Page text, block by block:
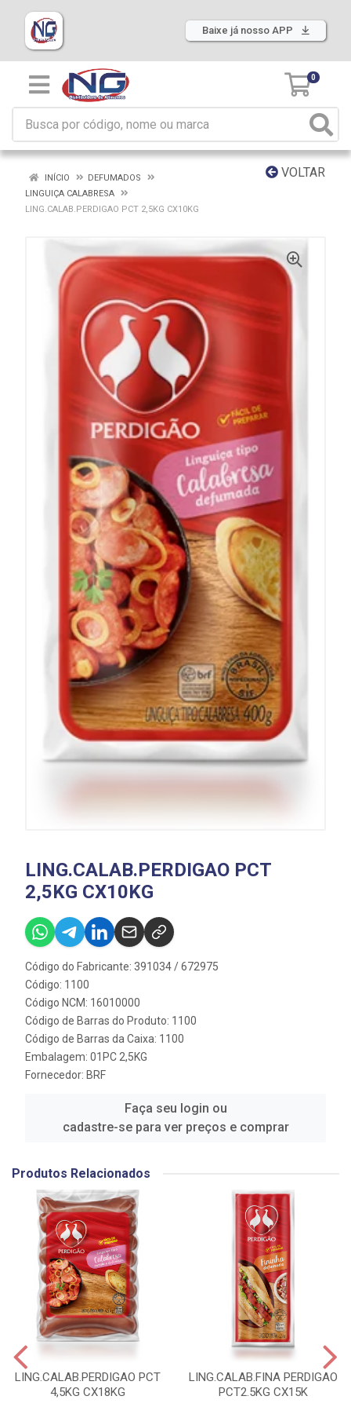
Baixe já nosso APP
0
VOLTAR
INÍCIO
DEFUMADOS
LINGUIÇA CALABRESA
LING.CALAB.PERDIGAO PCT 2,5KG CX10KG
LING.CALAB.PERDIGAO PCT
2,5KG CX10KG
Código do Fabricante: 391034 / 672975
Código: 1100
Código NCM: 16010000
Código de Barras do Produto: 1100
Código de Barras da Caixa: 1100
Embalagem: 01PC 2,5KG
Fornecedor: BRF
Faça seu login ou
cadastre-se para ver preços e comprar
Produtos Relacionados
LING.CALAB.PERDIGAO PCT
4,5KG CX18KG
LING.CALAB.FINA PERDIGAO
PCT2.5KG CX15K